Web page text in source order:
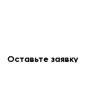
Оставьте заявку